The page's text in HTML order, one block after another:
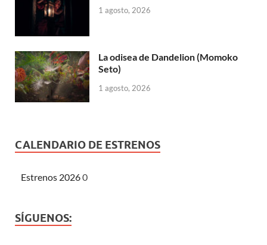
1 agosto, 2026
La odisea de Dandelion (Momoko
Seto)
1 agosto, 2026
CALENDARIO DE ESTRENOS
Estrenos 20260
SÍGUENOS: